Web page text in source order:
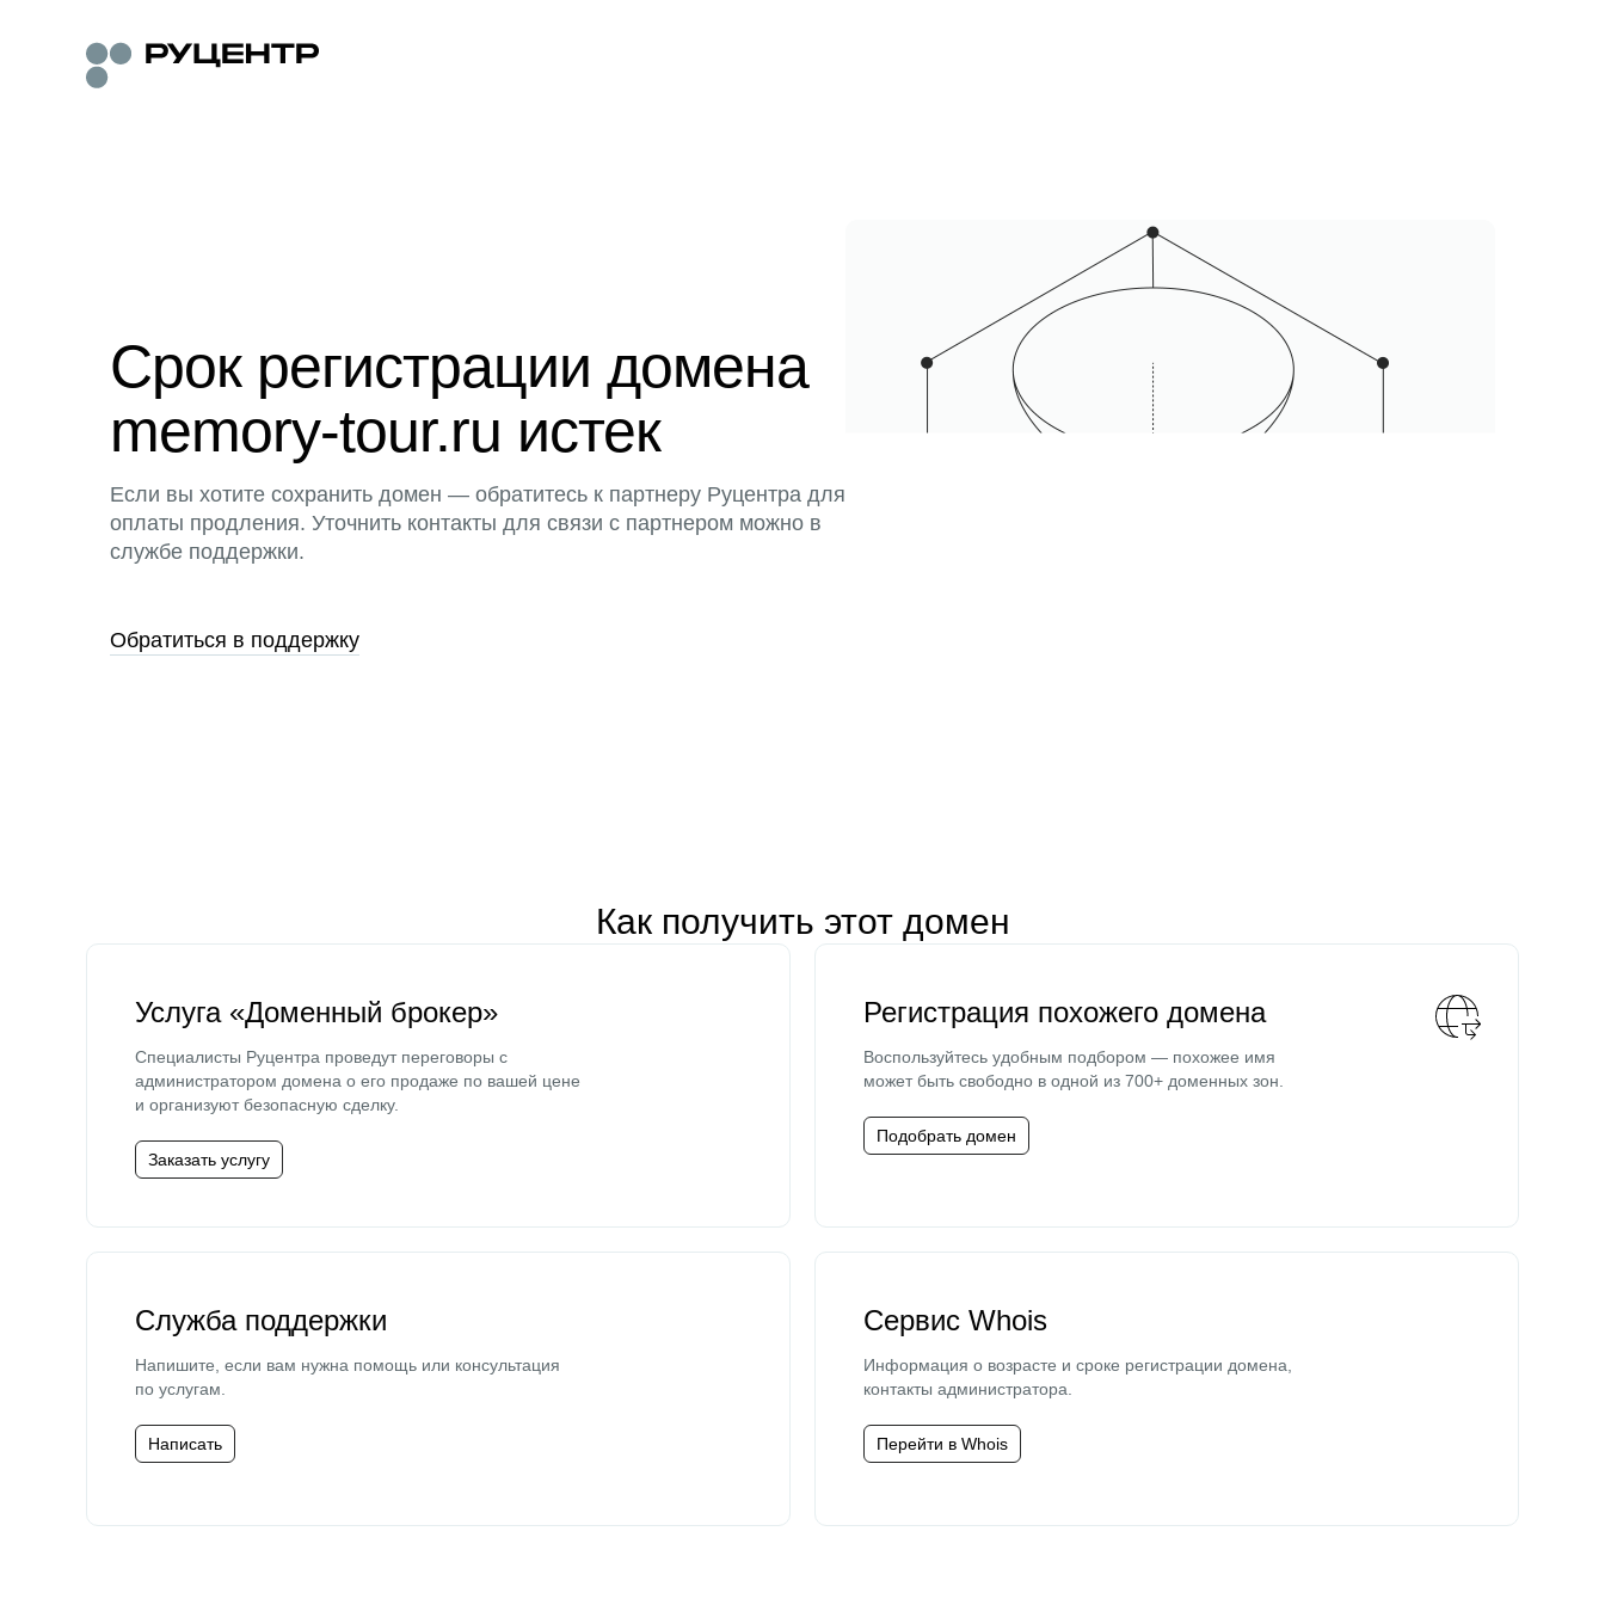
Срок регистрации домена
memory-tour.ru истек
Если вы хотите сохранить домен — обратитесь к партнеру Руцентра для
оплаты продления. Уточнить контакты для связи с партнером можно в
службе поддержки.
Обратиться в поддержку
Как получить этот домен
Услуга «Доменный брокер»
Специалисты Руцентра проведут переговоры с
администратором домена о его продаже по вашей цене
и организуют безопасную сделку.
Заказать услугу
Регистрация похожего домена
Воспользуйтесь удобным подбором — похожее имя
может быть свободно в одной из 700+ доменных зон.
Подобрать домен
Служба поддержки
Напишите, если вам нужна помощь или консультация
по услугам.
Написать
Сервис Whois
Информация о возрасте и сроке регистрации домена,
контакты администратора.
Перейти в Whois